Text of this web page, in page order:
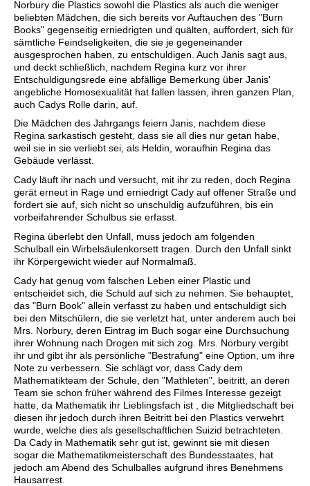
Norbury die Plastics sowohl die Plastics als auch die weniger
beliebten Mädchen, die sich bereits vor Auftauchen des "Burn
Books" gegenseitig erniedrigten und quälten, auffordert, sich für
sämtliche Feindseligkeiten, die sie je gegeneinander
ausgesprochen haben, zu entschuldigen. Auch Janis sagt aus,
und deckt schließlich, nachdem Regina kurz vor ihrer
Entschuldigungsrede eine abfällige Bemerkung über Janis'
angebliche Homosexualität hat fallen lassen, ihren ganzen Plan,
auch Cadys Rolle darin, auf.
Die Mädchen des Jahrgangs feiern Janis, nachdem diese
Regina sarkastisch gesteht, dass sie all dies nur getan habe,
weil sie in sie verliebt sei, als Heldin, woraufhin Regina das
Gebäude verlässt.
Cady läuft ihr nach und versucht, mit ihr zu reden, doch Regina
gerät erneut in Rage und erniedrigt Cady auf offener Straße und
fordert sie auf, sich nicht so unschuldig aufzuführen, bis ein
vorbeifahrender Schulbus sie erfasst.
Regina überlebt den Unfall, muss jedoch am folgenden
Schulball ein Wirbelsäulenkorsett tragen. Durch den Unfall sinkt
ihr Körpergewicht wieder auf Normalmaß.
Cady hat genug vom falschen Leben einer Plastic und
entscheidet sich, die Schuld auf sich zu nehmen. Sie behauptet,
das "Burn Book" allein verfasst zu haben und entschuldigt sich
bei den Mitschülern, die sie verletzt hat, unter anderem auch bei
Mrs. Norbury, deren Eintrag im Buch sogar eine Durchsuchung
ihrer Wohnung nach Drogen mit sich zog. Mrs. Norbury vergibt
ihr und gibt ihr als persönliche "Bestrafung" eine Option, um ihre
Note zu verbessern. Sie schlägt vor, dass Cady dem
Mathematikteam der Schule, den "Mathleten", beitritt, an deren
Team sie schon früher während des Filmes Interesse gezeigt
hatte, da Mathematik ihr Lieblingsfach ist , die Mitgliedschaft bei
diesen ihr jedoch durch ihren Beitritt bei den Plastics verwehrt
wurde, welche dies als gesellschaftlichen Suizid betrachteten.
Da Cady in Mathematik sehr gut ist, gewinnt sie mit diesen
sogar die Mathematikmeisterschaft des Bundesstaates, hat
jedoch am Abend des Schulballes aufgrund ihres Benehmens
Hausarrest.